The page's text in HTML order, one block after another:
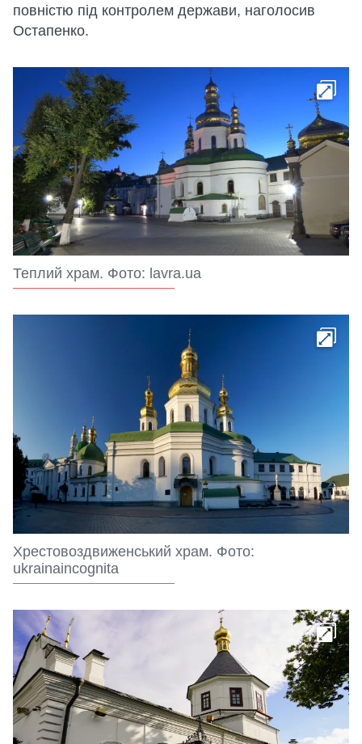
повністю під контролем держави, наголосив
Остапенко.
Теплий храм. Фото: lavra.ua
Хрестовоздвиженський храм. Фото:
ukrainaincognita